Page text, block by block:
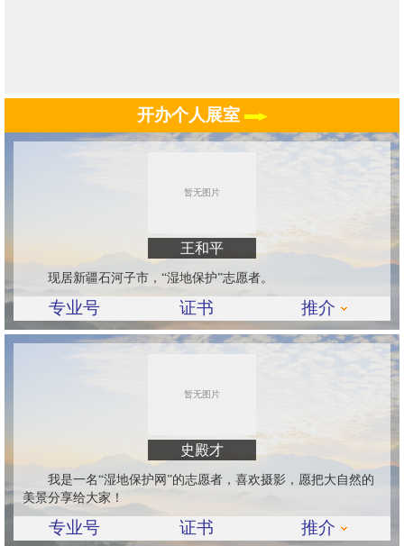
开办个人展室
王和平
现居新疆石河子市，“湿地保护”志愿者。
专业号 证书 推介
史殿才
我是一名“湿地保护网”的志愿者，喜欢摄影，愿把大自然的
美景分享给大家！
专业号 证书 推介